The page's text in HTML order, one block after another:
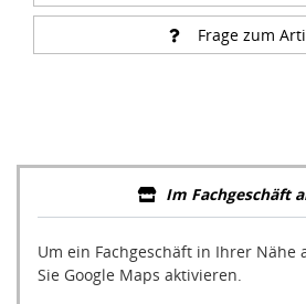
Frage zum
Im Fachgeschäft
Um ein Fachgeschäft in Ihrer Nähe
Sie Google Maps aktivieren.